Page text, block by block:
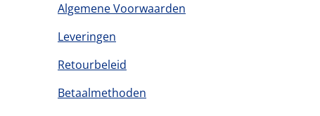
Algemene Voorwaarden
Leveringen
Retourbeleid
Betaalmethoden